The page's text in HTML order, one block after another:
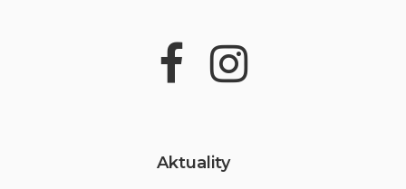
Aktuality